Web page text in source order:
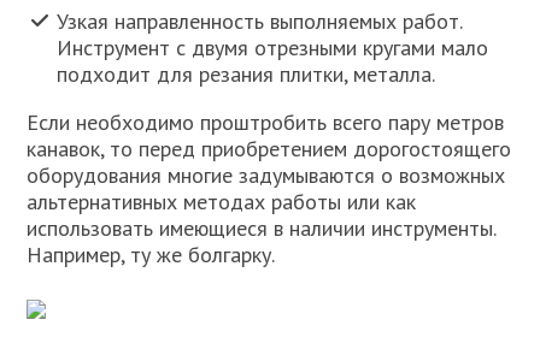
Узкая направленность выполняемых работ.
Инструмент с двумя отрезными кругами мало
подходит для резания плитки, металла.
Если необходимо проштробить всего пару метров
канавок, то перед приобретением дорогостоящего
оборудования многие задумываются о возможных
альтернативных методах работы или как
использовать имеющиеся в наличии инструменты.
Например, ту же болгарку.